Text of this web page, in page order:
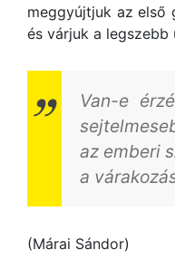
meggyújtjuk az első
és várjuk a legszebb
Van-e
az emberi
a
(Márai Sándor)